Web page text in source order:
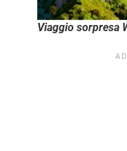
Viaggio sorpresa